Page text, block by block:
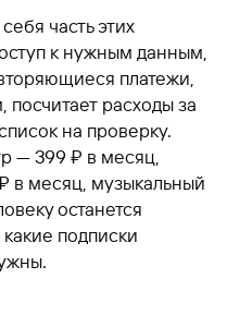
часть этих
к нужным данным,
платежи,
посчитает расходы за
на проверку.
— 399 ₽ в месяц,
в месяц, музыкальный
останется
подписки